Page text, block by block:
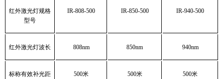
红外激光灯规格
型号
IR-808-500 IR-850-500 IR-940-500
红外激光灯波长 808nm 850nm 940nm
标称有效补光距
500米 500米 500米